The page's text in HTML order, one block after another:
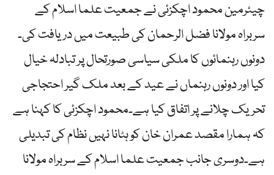
چیئرمین محمود اچکزئی نے جمعیت علما اسلام کے
سربراہ مولانا فضل الرحمان کی طبیعت میں دریافت کی۔
دونوں رہنمائوں کا ملکی سیاسی صورتحال پر تبادلہ خیال
کیا اور دونوں رہنماں نے عید کے بعد ملک گیر احتجاجی
تحریک چلانے پر اتفاق کیا ہے۔محمود اچکزئی کا کہنا ہے
کہ ہمارا مقصد عمران خان کو ہٹانا نہیں نظام کی تبدیلی
ہے۔دوسری جانب جمعیت علما اسلام کے سربراہ مولانا